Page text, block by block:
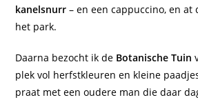
kanelsnurr – en een cappuccino, en at
het park.
Daarna bezocht ik de Botanische Tuin
plek vol herfstkleuren en kleine
praat met een oudere man die daar